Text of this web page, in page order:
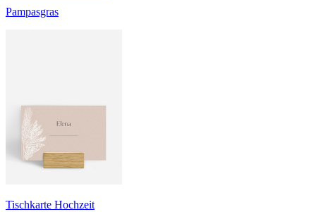
Pampasgras
Tischkarte Hochzeit